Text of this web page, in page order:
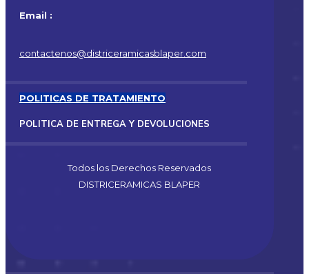
Email :
contactenos@districeramicasblaper.com
POLITICAS DE TRATAMIENTO
POLITICA DE ENTREGA Y DEVOLUCIONES
Todos los Derechos Reservados
DISTRICERAMICAS BLAPER